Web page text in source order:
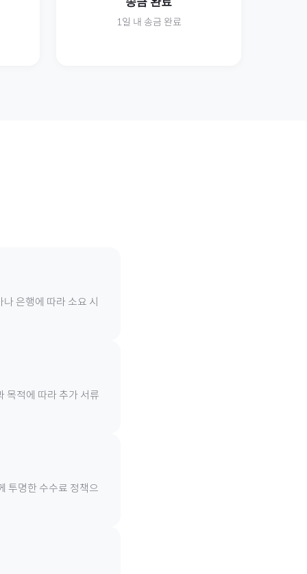
1일 내 송금 완료
은행에 따라 소요 시
목적에 따라 추가 서류
투명한 수수료 정책으